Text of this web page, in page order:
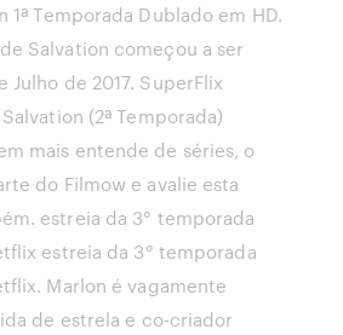
1ª Temporada Dublado em HD.
Salvation começou a ser
Julho de 2017. SuperFlix
(2ª Temporada)
mais entende de séries, o
do Filmow e avalie esta
estreia da 3° temporada
estreia da 3° temporada
Marlon é vagamente
de estrela e co-criador